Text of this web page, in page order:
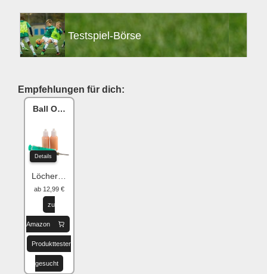
Testspiel-Börse
Empfehlungen für dich:
Ball One Reparaturset
Details
Löcher flicken
ab 12,99 €
zu
Amazon
Produkttester
gesucht